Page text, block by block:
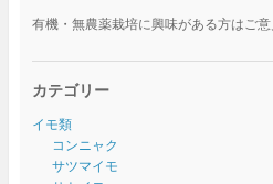
有機・無農薬栽培に興味がある方はご意
カテゴリー
イモ類
コンニャク
サツマイモ